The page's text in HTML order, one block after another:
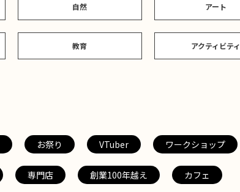
自然 アート
教育 アクティビティ
お祭り VTuber ワークショップ
専門店 創業100年越え カフェ